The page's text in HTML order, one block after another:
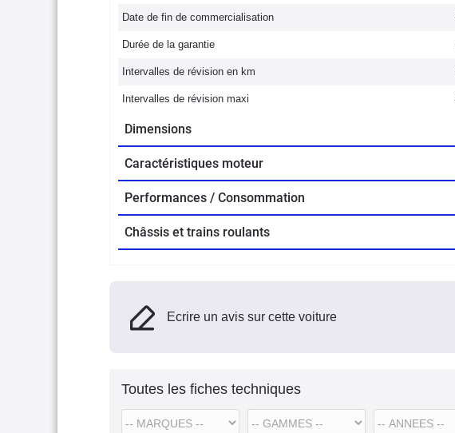
Date de fin de commercialisation
Durée de la garantie
Intervalles de révision en km
Intervalles de révision maxi
Dimensions
Caractéristiques moteur
Performances / Consommation
Châssis et trains roulants
Ecrire un avis sur cette voiture
Toutes les fiches techniques